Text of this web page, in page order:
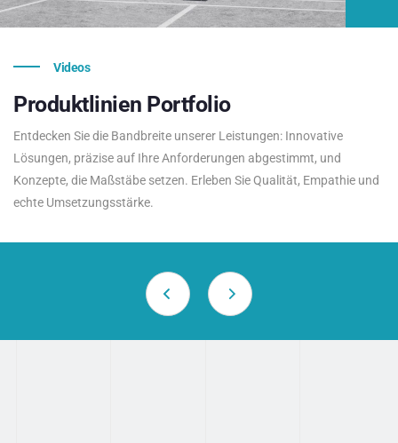
Videos
Produktlinien Portfolio
Entdecken Sie die Bandbreite unserer Leistungen: Innovative
Lösungen, präzise auf Ihre Anforderungen abgestimmt, und
Konzepte, die Maßstäbe setzen. Erleben Sie Qualität, Empathie und
echte Umsetzungsstärke.